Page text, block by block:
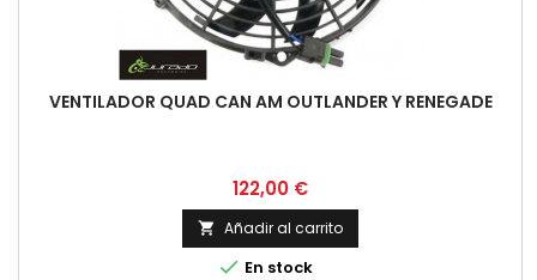
VENTILADOR QUAD CAN AM OUTLANDER Y RENEGADE
Precio
122,00 €
 Añadir al carrito
 En stock